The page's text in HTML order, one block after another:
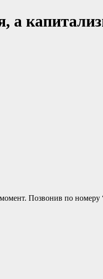
а
Позвонив по номеру